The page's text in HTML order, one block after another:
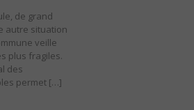
de grand
autre situation
veille
plus fragiles.
des
permet […]